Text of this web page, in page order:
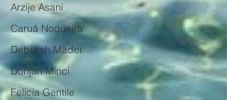
Arzije Asani
Caruã Nogueira
Deborah Mäder
Dorijan Minci
Felicia Gentile